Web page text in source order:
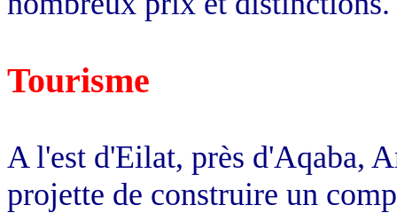
Tourisme
A l'est d'Eilat, près d'Aqaba,
projette de construire un